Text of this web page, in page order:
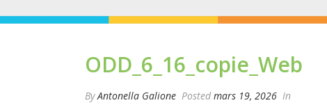
ODD_6_16_copie_Web
ByAntonella Galione Posted mars 19, 2026 In